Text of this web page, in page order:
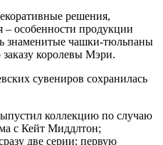
решения,
– особенности продукции
знаменитые чашки-тюльпаны
королевы Мэри.
сувениров сохранилась
коллекцию по случаю
с Кейт Миддлтон;
две серии: первую